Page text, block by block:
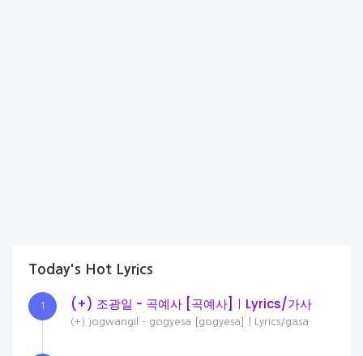
Today's Hot Lyrics
1 (+) 조광일 - 곡예사 [곡예사]ㅣLyrics/가사
(+) jogwangil - gogyesa [gogyesa]ㅣLyrics/gasa